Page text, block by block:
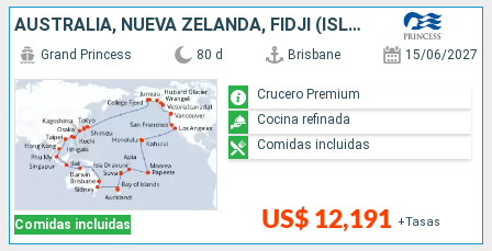
AUSTRALIA, NUEVA ZELANDA, FIDJI (ISLAS), SAMOA, FRANCIA, ESTADOS UNIDOS, CANADÁ, JAPÓN, TAIWÁN, CHINA, VIETNAM, SINGAPUR, INDONESIA
Comidas incluidas
Grand Princess 80 d Brisbane 15/06/2027
US$ 12,191 +Tasas
Crucero Premium
Cocina refinada
Comidas incluidas